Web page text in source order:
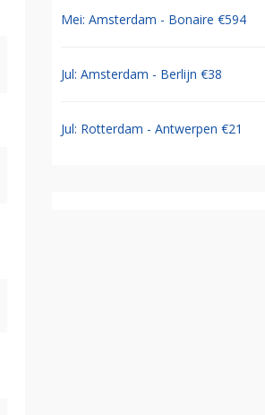
Mei: Amsterdam - Bonaire €594
Jul: Amsterdam - Berlijn €38
Jul: Rotterdam - Antwerpen €21